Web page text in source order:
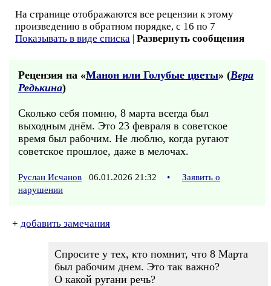
На странице отображаются все рецензии к этому
произведению в обратном порядке, с 16 по 7
Показывать в виде списка | Развернуть сообщения
Рецензия на «Манон или Голубые цветы» (Вера
Редькина)
Сколько себя помню, 8 марта всегда был
выходным днём. Это 23 февраля в советское
время был рабочим. Не люблю, когда ругают
советское прошлое, даже в мелочах.
Руслан Исчанов 06.01.2026 21:32 •
Заявить о
нарушении
+ добавить замечания
Спросите у тех, кто помнит, что 8 Марта
был рабочим днем. Это так важно?
О какой ругани речь?